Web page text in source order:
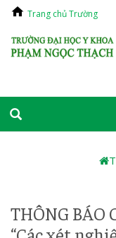
Trang chủ Trường
THÔNG BÁO